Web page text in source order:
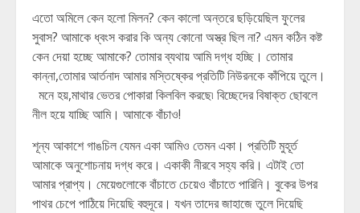
এতো অমিলে কেন হলো মিলন? কেন কালো অন্তরে ছড়িয়েছিল ফুলের
সুবাস? আমাকে ধ্বংস করার কি অন্য কোনো অস্ত্র ছিল না? এমন কঠিন কষ্ট
কেন দেয়া হচ্ছে আমাকে? তোমার ব্যথায় আমি দগ্ধ হচ্ছি। তোমার
কান্না,তোমার আর্তনাদ আমার মস্তিষ্কের প্রতিটি নিউরনকে কাঁপিয়ে তুলে।
মনে হয়,মাথার ভেতর পোকারা কিলবিল করছে৷ বিচ্ছেদের বিষাক্ত ছোবলে
নীল হয়ে যাচ্ছি আমি। আমাকে বাঁচাও!
শূন্য আকাশে গাঙচিল যেমন একা আমিও তেমন একা। প্রতিটি মুহূর্ত
আমাকে অনুশোচনায় দগ্ধ করে। একাকী নীরবে সহ্য করি। এটাই তো
আমার প্রাপ্য। মেয়েগুলোকে বাঁচাতে চেয়েও বাঁচাতে পারিনি। বুকের উপর
পাথর চেপে পাঠিয়ে দিয়েছি বহুদূরে। যখন তাদের জাহাজে তুলে দিয়েছি